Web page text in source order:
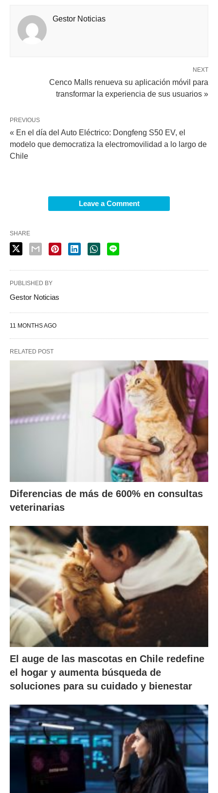
Gestor Noticias
NEXT
Cenco Malls renueva su aplicación móvil para
transformar la experiencia de sus usuarios »
PREVIOUS
« En el día del Auto Eléctrico: Dongfeng S50 EV, el
modelo que democratiza la electromovilidad a lo largo de
Chile
Leave a Comment
SHARE
PUBLISHED BY
Gestor Noticias
11 MONTHS AGO
RELATED POST
Diferencias de más de 600% en consultas
veterinarias
El auge de las mascotas en Chile redefine
el hogar y aumenta búsqueda de
soluciones para su cuidado y bienestar